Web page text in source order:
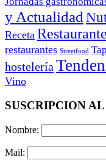
y Actualidad
Receta
restaurantes Streetfood
hostelería
Vino
SUSCRIPCION
Nombre:
Mail: